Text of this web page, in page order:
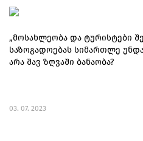
„მოსახლეობა და ტურისტები
საზოგადოებას სიმართლე
არა შავ ზღვაში ბანაობა?
03. 07. 2023